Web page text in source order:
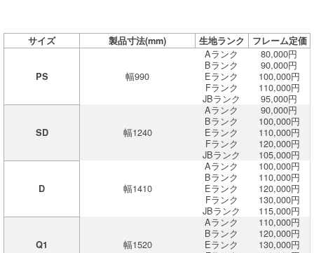
サイズ 製品寸法(mm) 生地ランク フレーム定価
PS 幅990
Aランク
80,000円
Bランク
90,000円
Eランク
100,000円
Fランク
110,000円
JBランク
95,000円
SD 幅1240
Aランク
90,000円
Bランク
100,000円
Eランク
110,000円
Fランク
120,000円
JBランク
105,000円
D 幅1410
Aランク
100,000円
Bランク
110,000円
Eランク
120,000円
Fランク
130,000円
JBランク
115,000円
Q1 幅1520
Aランク
110,000円
Bランク
120,000円
Eランク
130,000円